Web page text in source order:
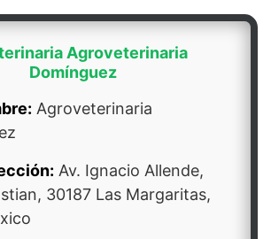
Agroveterinaria
Domínguez
Agroveterinaria
Av. Ignacio Allende,
30187 Las Margaritas,